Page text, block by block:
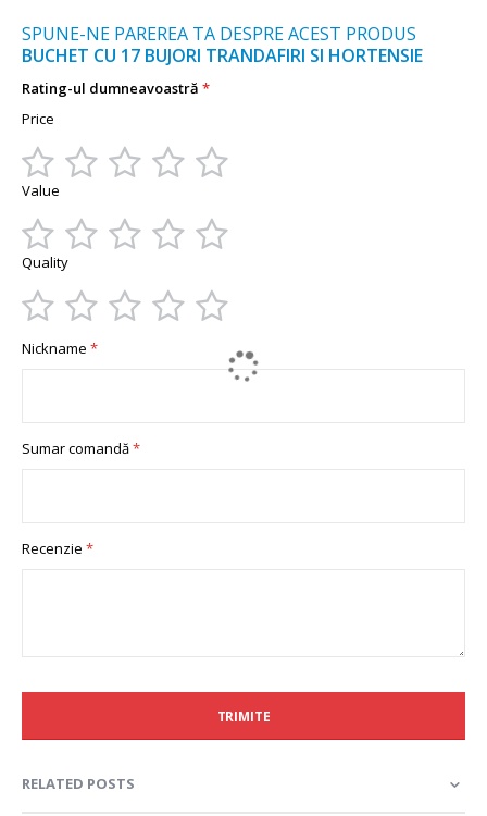
SPUNE-NE PAREREA TA DESPRE ACEST PRODUS
BUCHET CU 17 BUJORI TRANDAFIRI SI HORTENSIE
Rating-ul dumneavoastră
Price
1
2
3
4
5
Value
1
2
3
4
5
Quality
star
stars
stars
stars
stars
Nickname
Sumar comandă
Recenzie
TRIMITE
RELATED POSTS